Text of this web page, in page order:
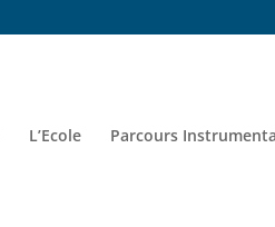
L’Ecole Parcours